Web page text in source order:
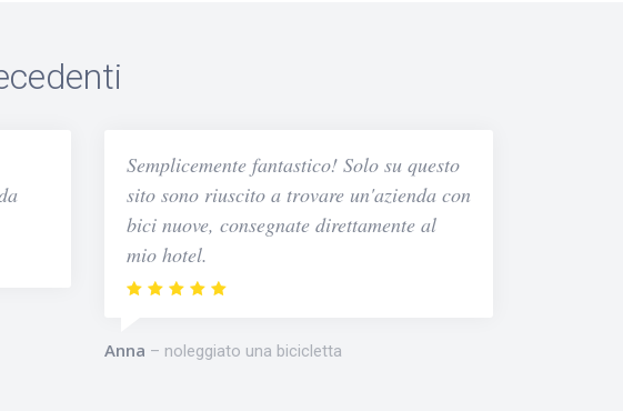
Semplicemente fantastico! Solo su questo
sito sono riuscito a trovare un'azienda con
bici nuove, consegnate direttamente al
mio hotel.
Anna noleggiato una bicicletta